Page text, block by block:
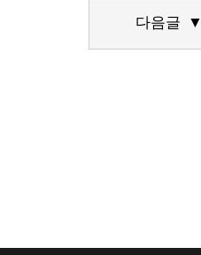
다음글 ▼